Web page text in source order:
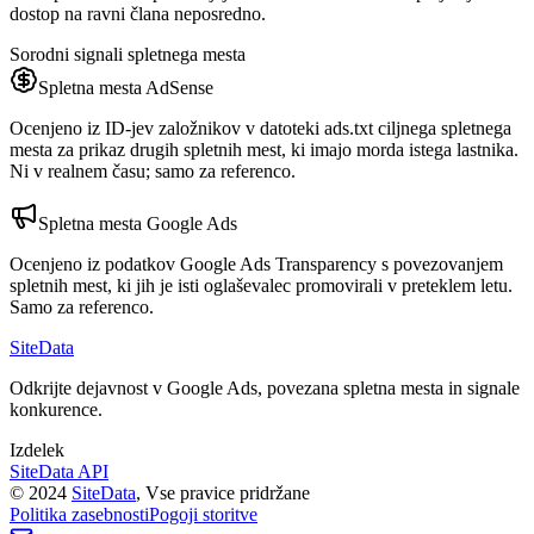
dostop na ravni člana neposredno.
Sorodni signali spletnega mesta
Spletna mesta AdSense
Ocenjeno iz ID-jev založnikov v datoteki ads.txt ciljnega spletnega
mesta za prikaz drugih spletnih mest, ki imajo morda istega lastnika.
Ni v realnem času; samo za referenco.
Spletna mesta Google Ads
Ocenjeno iz podatkov Google Ads Transparency s povezovanjem
spletnih mest, ki jih je isti oglaševalec promovirali v preteklem letu.
Samo za referenco.
SiteData
Odkrijte dejavnost v Google Ads, povezana spletna mesta in signale
konkurence.
Izdelek
SiteData API
© 2024 SiteData, Vse pravice pridržane
Politika zasebnostiPogoji storitve